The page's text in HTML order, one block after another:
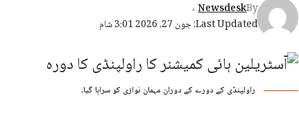
Last Updated: جون 27, 2026 3:01 شام
By
Newsdesk
راولپنڈی کے دورے کے دوران مہمان نوازی کو سراہا گیا۔